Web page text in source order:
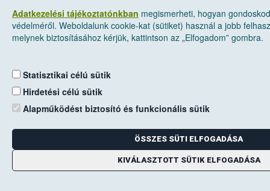
Adatkezelési tájékoztatónkban megismerheti, hogyan
védelméről. Weboldalunk cookie-kat (sütiket) használ a jobb
melynek biztosításához kérjük, kattintson az „Elfogadom” gombra.
Statisztikai célú sütik
Hirdetési célú sütik
Alapműködést biztosító és funkcionális sütik
ÖSSZES SÜTI ELFOGADÁSA
KIVÁLASZTOTT SÜTIK ELFOGADÁSA